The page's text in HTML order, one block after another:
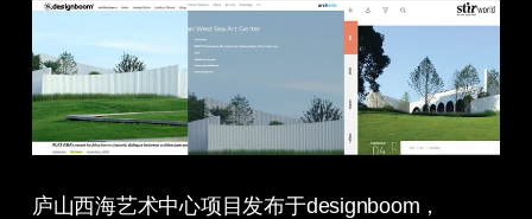
庐山西海艺术中心项目发布于designboom，